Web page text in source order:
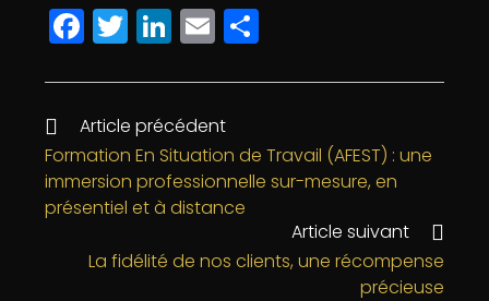
F
a
c
e
b
o
k
T
w
itt
e
r
Li
n
k
e
dI
n
E
m
ai
l
rt
g
e
Article précédent
Formation En Situation de Travail (AFEST) : une
immersion professionnelle sur-mesure, en
présentiel et à distance
Article suivant
La fidélité de nos clients, une récompense
précieuse